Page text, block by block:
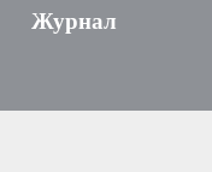
Журнал